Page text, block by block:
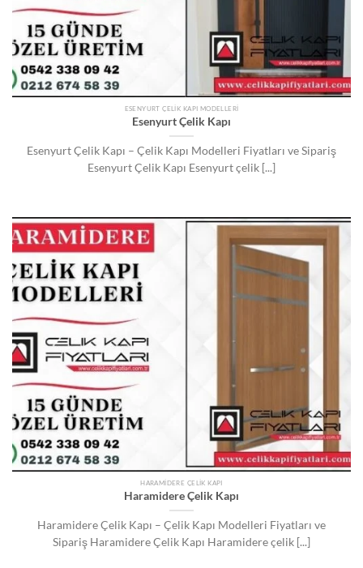
ESENYURT ÇELIK KAPI MODELLERI
Esenyurt Çelik Kapı
Esenyurt Çelik Kapı – Çelik Kapı Modelleri Fiyatları ve Sipariş
Esenyurt Çelik Kapı Esenyurt çelik [...]
HARAMIDERE ÇELIK KAPI
Haramidere Çelik Kapı
Haramidere Çelik Kapı – Çelik Kapı Modelleri Fiyatları ve
Sipariş Haramidere Çelik Kapı Haramidere çelik [...]